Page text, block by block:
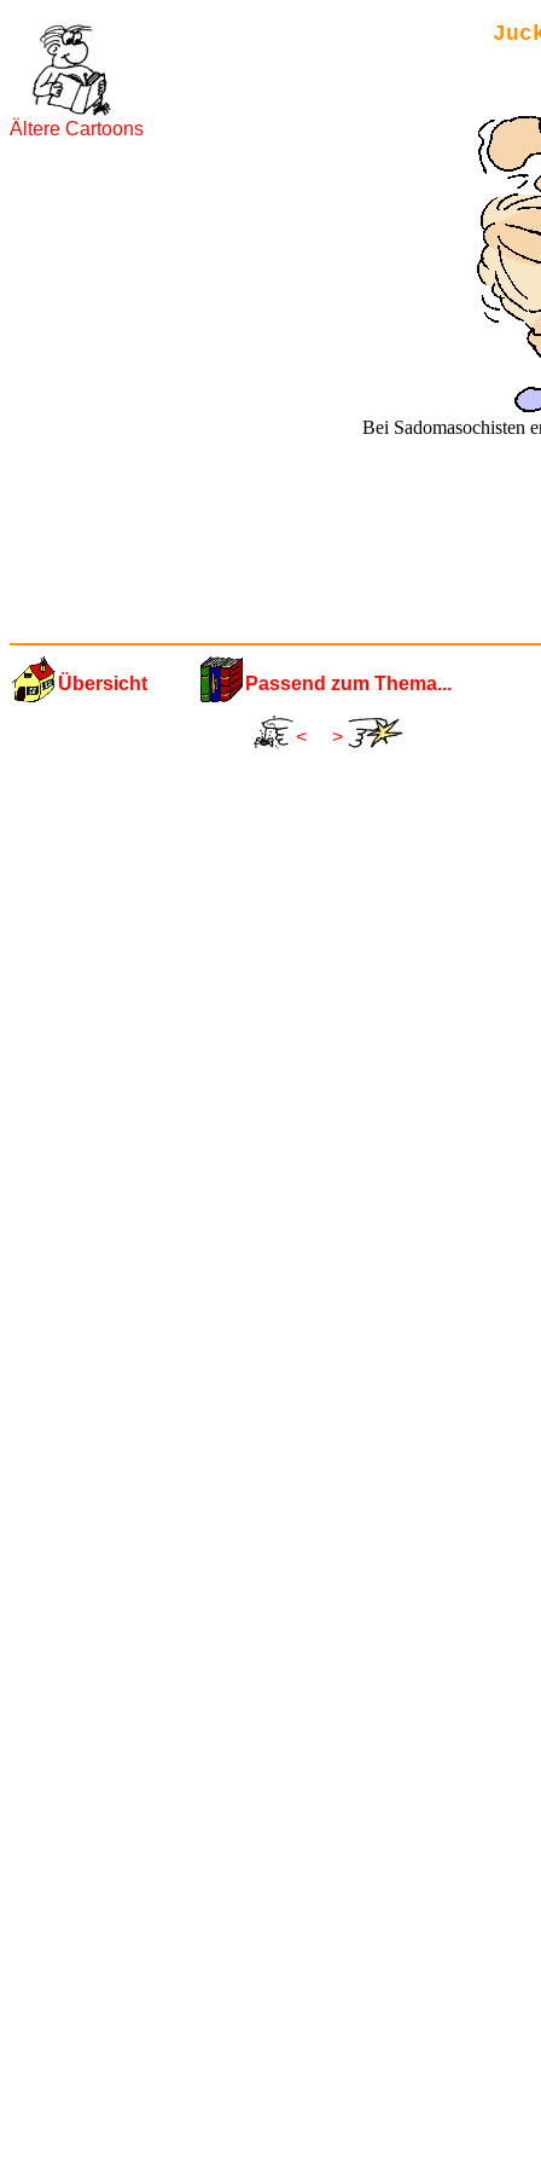
Ältere Cartoons
Bei Sadomasochisten
Übersicht Passend zum Thema...
< >